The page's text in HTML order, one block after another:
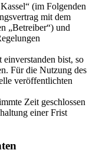
(im Folgenden
mit dem
„Betreiber“) und
bist, so
Für die Nutzung des
veröffentlichten
Zeit geschlossen
einer Frist